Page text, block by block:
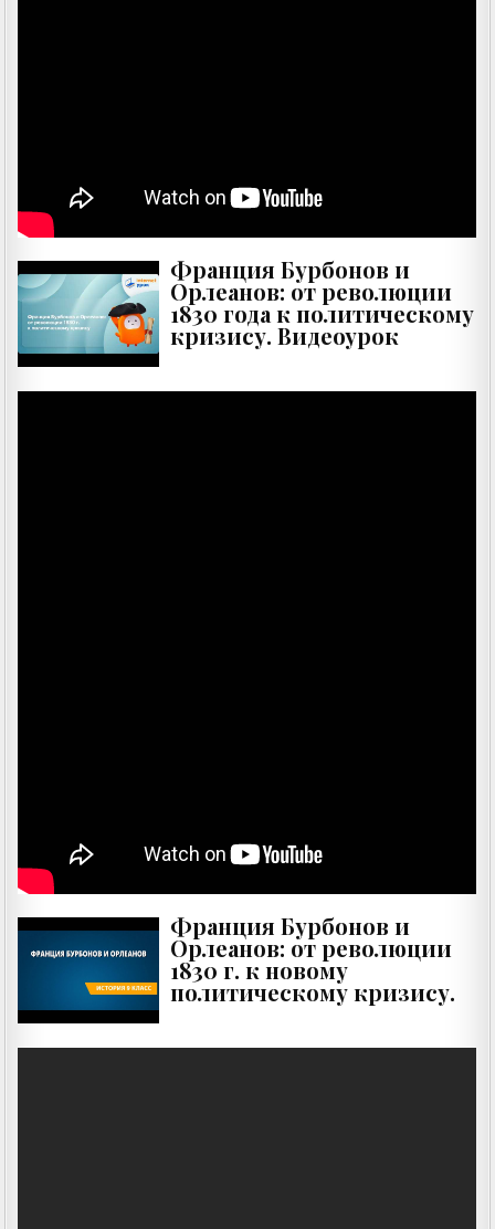
Франция Бурбонов и
Орлеанов: от революции
1830 года к политическому
кризису. Видеоурок
Франция Бурбонов и
Орлеанов: от революции
1830 г. к новому
политическому кризису.